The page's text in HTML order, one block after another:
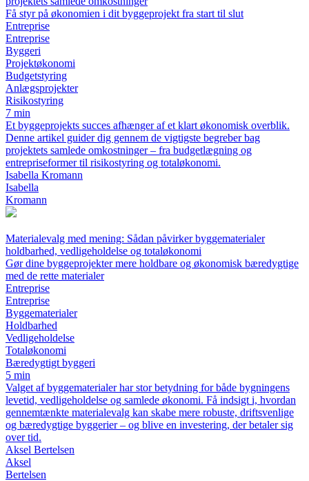
Få styr på økonomien i dit byggeprojekt fra start til slut
Entreprise
Entreprise
Byggeri
Projektøkonomi
Budgetstyring
Anlægsprojekter
Risikostyring
7 min
Et byggeprojekts succes afhænger af et klart økonomisk overblik.
Denne artikel guider dig gennem de vigtigste begreber bag
projektets samlede omkostninger – fra budgetlægning og
entrepriseformer til risikostyring og totaløkonomi.
Isabella Kromann
Isabella
Kromann
Materialevalg med mening: Sådan påvirker byggematerialer
holdbarhed, vedligeholdelse og totaløkonomi
Gør dine byggeprojekter mere holdbare og økonomisk bæredygtige
med de rette materialer
Entreprise
Entreprise
Byggematerialer
Holdbarhed
Vedligeholdelse
Totaløkonomi
Bæredygtigt byggeri
5 min
Valget af byggematerialer har stor betydning for både bygningens
levetid, vedligeholdelse og samlede økonomi. Få indsigt i, hvordan
gennemtænkte materialevalg kan skabe mere robuste, driftsvenlige
og bæredygtige byggerier – og blive en investering, der betaler sig
over tid.
Aksel Bertelsen
Aksel
Bertelsen